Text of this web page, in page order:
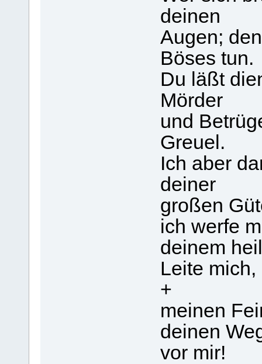
deinen
Augen;
Böses tun.
Du läßt
Mörder
und
Greuel.
Ich aber
deiner
großen
ich werfe
deinem
Leite
+
meinen
deinen
vor mir!